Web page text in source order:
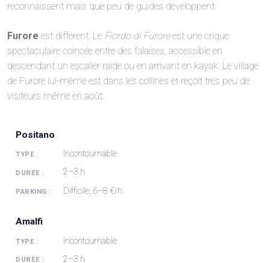
reconnaissent mais que peu de guides développent.
Furore est différent. Le Fiordo di Furoreest une crique
spectaculaire coincée entre des falaises, accessible en
descendant un escalier raide ou en arrivant en kayak. Le village
de Furore lui-même est dans les collines et reçoit très peu de
visiteurs même en août.
Positano
Incontournable
2–3 h
Difficile, 6–8 €/h
Amalfi
Incontournable
2–3 h